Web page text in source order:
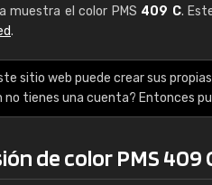
muestra el color PMS 409 C.
.
sitio web puede crear sus
no tienes una cuenta? Entonces
de color PMS 409